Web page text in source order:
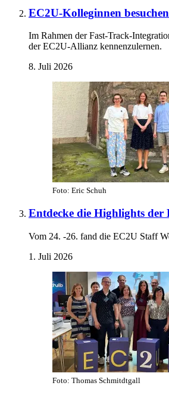
EC2U-Kolleginnen
Im Rahmen der Fast-Track-
der EC2U-Allianz kennenzulernen.
8. Juli 2026
Foto: Eric Schuh
Entdecke die Highlights
Vom 24. -26. fand die EC2U Staff
1. Juli 2026
Foto: Thomas Schmitdtgall